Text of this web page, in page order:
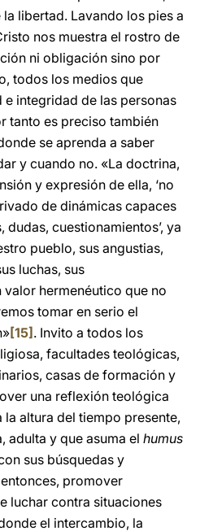
libertad. Lavando los pies a
nos muestra el rostro de
ni obligación sino por
todos los medios que
integridad de las personas
tanto es preciso también
se aprenda a saber
y cuando no. «La doctrina,
y expresión de ella, ‘no
de dinámicas capaces
cuestionamientos’, ya
pueblo, sus angustias,
luchas, sus
hermenéutico que no
tomar en serio el
[15] . Invito a todos los
facultades teológicas,
casas de formación y
una reflexión teológica
la altura del tiempo presente,
adulta y que asuma el humus
sus búsquedas y
promover
luchar contra situaciones
el intercambio, la